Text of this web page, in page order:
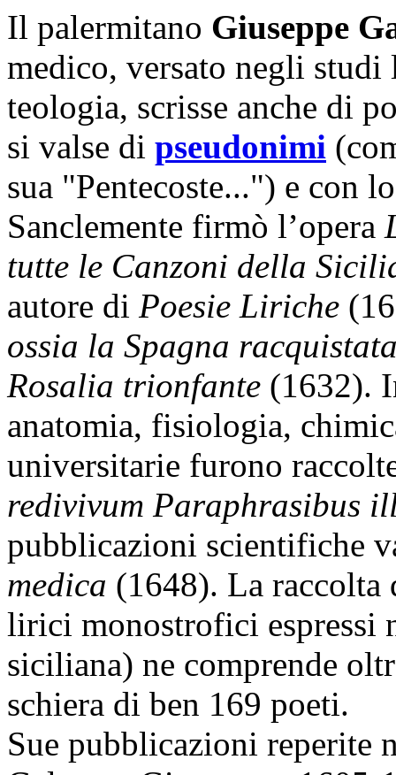
Il palermitano Giuseppe
medico, versato negli
teologia, scrisse anche di
si valse di pseudonimi
sua "Pentecoste...") e con
Sanclemente firmò l’opera
tutte le Canzoni della
autore di Poesie Liriche
ossia la Spagna
Rosalia trionfante (1632).
anatomia, fisiologia,
universitarie furono
redivivum Paraphrasibus
pubblicazioni scientifiche
medica (1648). La
lirici monostrofici espressi
siciliana) ne comprende
schiera di ben 169 poeti.
Sue pubblicazioni reperite